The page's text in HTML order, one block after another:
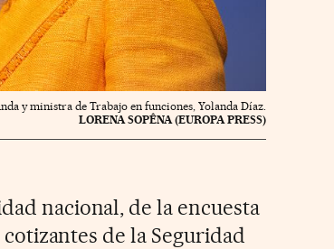
y ministra de Trabajo en funciones, Yolanda Díaz.
LORENA SOPÊNA (EUROPA PRESS)
nacional, de la encuesta
de la Seguridad